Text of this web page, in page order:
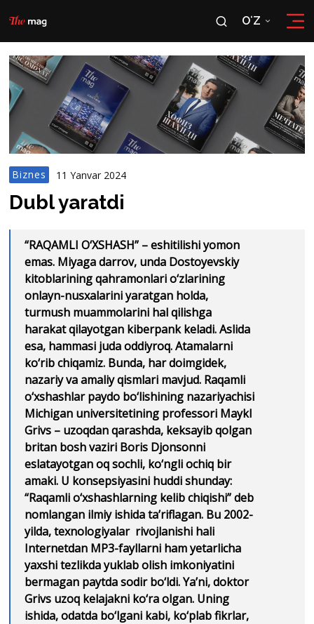
OʻZ
RU
OʻZ
Biznes 11 Yanvar 2024
Dubl yaratdi
“RAQAMLI O‘XSHASH” – eshitilishi yomon
emas. Miyaga darrov, unda Dostoyevskiy
kitoblarining qahramonlari o‘zlarining
onlayn-nusxalarini yaratgan holda,
turmush muammolarini hal qilishga
harakat qilayotgan kiberpank keladi. Aslida
esa, hammasi juda oddiyroq. Atamalarni
ko‘rib chiqamiz. Bunda, har doimgidek,
nazariy va amaliy qismlari mavjud. Raqamli
o‘xshashlar paydo bo‘lishining nazariyachisi
Michigan universitetining professori Maykl
Grivs – uzoqdan qarashda, keksayib qolgan
britan bosh vaziri Boris Djonsonni
eslatayotgan oq sochli, ko‘ngli ochiq bir
amaki. U konsepsiyasini huddi shunday:
“Raqamli o‘xshashlarning kelib chiqishi” deb
nomlangan ilmiy ishida ta’riflagan. Bu 2002-
yilda, texnologiyalar rivojlanishi hali
Internetdan MP3-fayllarni ham yetarlicha
yaxshi tezlikda yuklab olish imkoniyatini
bermagan paytda sodir bo‘ldi. Ya’ni, doktor
Grivs uzoq kelajakni ko‘ra olgan. Uning
ishida, odatda bo‘lgani kabi, ko‘plab fikrlar,